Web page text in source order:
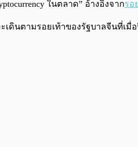
ในตลาด” อ้างอิงจากรอ
เดินตามรอยเท้าของรัฐบาลจีนที่เ